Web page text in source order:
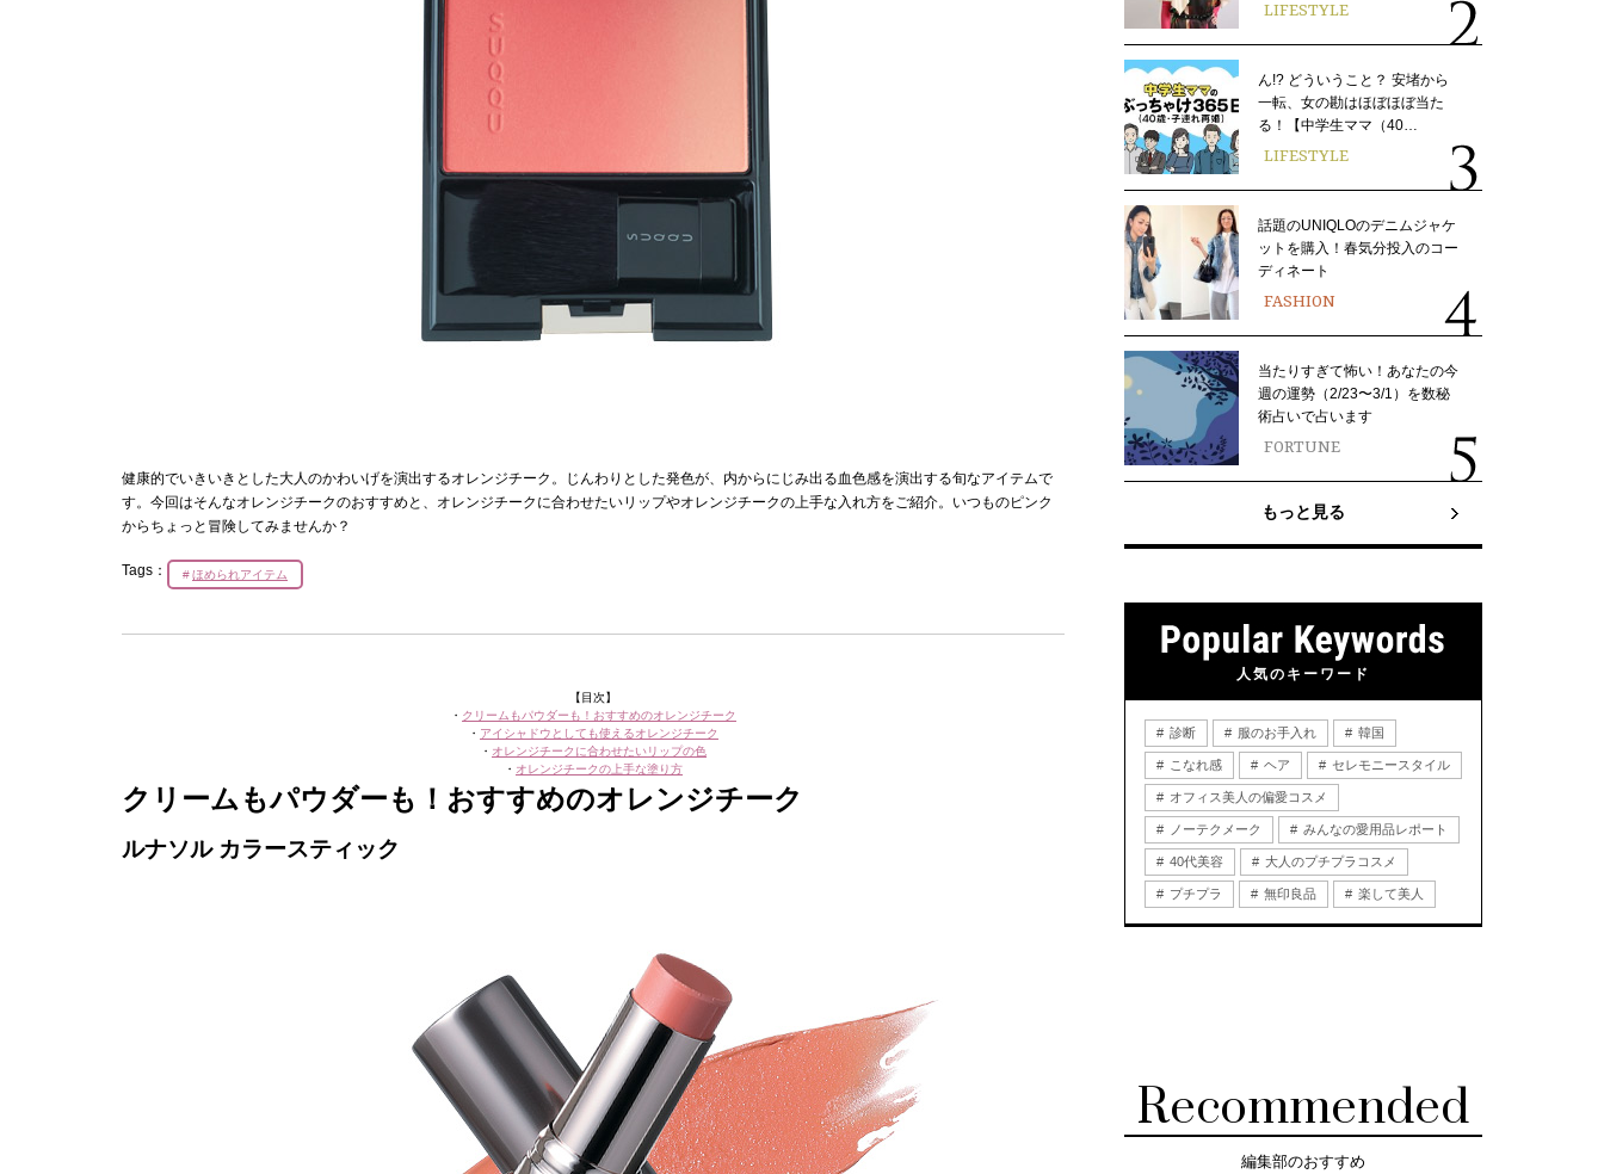
健康的でいきいきとした大人のかわいげを演出するオレンジチーク。じんわりとした発色が、内からにじみ出る血色感を演出する旬なアイテムで
す。今回はそんなオレンジチークのおすすめと、オレンジチークに合わせたいリップやオレンジチークの上手な入れ方をご紹介。いつものピンク
からちょっと冒険してみませんか？
Tags： ほめられアイテム
【目次】
・ クリームもパウダーも！おすすめのオレンジチーク
・ アイシャドウとしても使えるオレンジチーク
・ オレンジチークに合わせたいリップの色
・ オレンジチークの上手な塗り方
クリームもパウダーも！おすすめのオレンジチーク
ルナソル カラースティック
LIFESTYLE
ん!? どういうこと？ 安堵から
一転、女の勘はほぼほぼ当た
る！【中学生ママ（40…
LIFESTYLE
話題のUNIQLOのデニムジャケ
ットを購入！春気分投入のコー
ディネート
FASHION
当たりすぎて怖い！あなたの今
週の運勢（2/23〜3/1）を数秘
術占いで占います
FORTUNE
もっと見る
人気のキーワード
診断 服のお手入れ 韓国
こなれ感 ヘア セレモニースタイル
オフィス美人の偏愛コスメ
ノーテクメーク みんなの愛用品レポート
40代美容 大人のプチプラコスメ
プチプラ 無印良品 楽して美人
Recommended
編集部のおすすめ